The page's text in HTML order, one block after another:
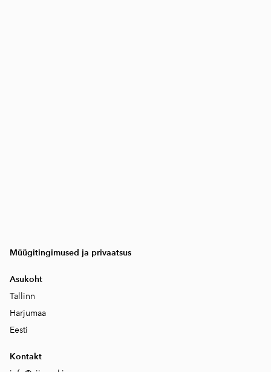
Müügitingimused ja privaatsus
Asukoht
Tallinn
Harjumaa
Eesti
Kontakt